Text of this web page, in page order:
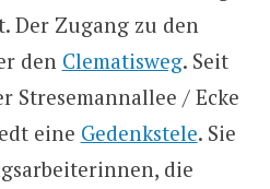
Der Zugang zu den
den Clematisweg. Seit
Stresemannallee / Ecke
eine Gedenkstele. Sie
die